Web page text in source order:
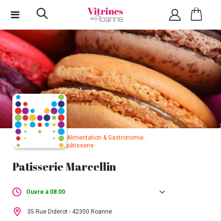
Alimentation & Gastronomie :
pâtisserie
Patisserie Marcellin
Ouvre à 08:00
Lundi : Fermé
35 Rue Diderot - 42300 Roanne